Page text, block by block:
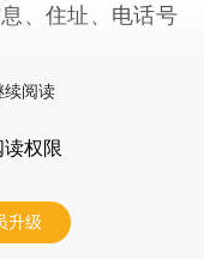
、住址、电话号
续阅读
读权限
升级